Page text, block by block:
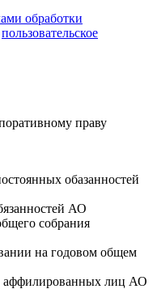
обработки
пользовательское
праву
обазанностей
АО
собрания
на годовом общем
аффилированных лиц АО